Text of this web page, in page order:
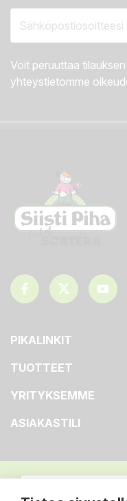
Voit peruuttaa
yhteystietomme
PIKALINKIT
TUOTTEET
YRITYKSEMME
ASIAKASTILI